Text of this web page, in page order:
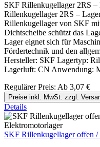
SKF Rillenkugellager 2RS
Rillenkugellager 2RS –
Rillenkugellager von SKF
Dichtscheibe schützt das
Lager eignet sich für
Fördertechnik und den
Hersteller: SKF Lagertyp:
Lagerluft: CN Anwendung:
Regulärer Preis: Ab 3,07 €
Preise inkl. MwSt. zzgl.
Details
SKF Rillenkugellager offen